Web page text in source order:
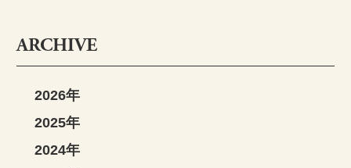
ARCHIVE
2026年
2025年
2024年